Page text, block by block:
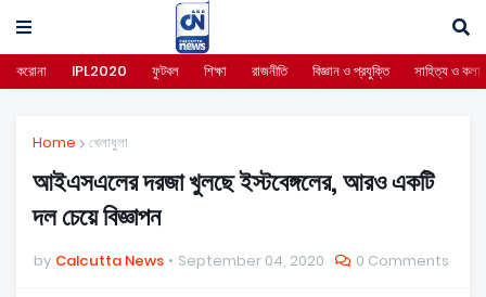
করোনা IPL2020 ফুটবল শিক্ষা রাজনীতি বিজ্ঞান ও প্রযুক্তি সাহিত্য ও কলা
Home খেলাধুলা
আইএসএলের দরজা খুলছে ইস্টবেঙ্গলের, আরও একটি
দল চেয়ে বিজ্ঞাপন
by Calcutta News September 04, 2020 0 Comments